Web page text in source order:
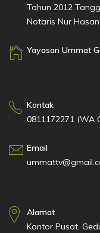
Tahun 2012
Notaris Nur
Yayasan Ummat
Kontak
0811172271 (WA
Email
Alamat
Kantor Pusat.